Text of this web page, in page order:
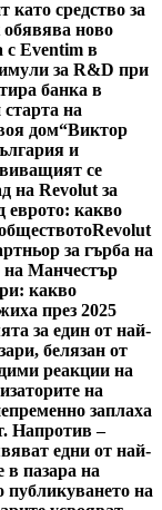
като средство за
ново
с Eventim в
за R&D при
банка в
на
дом“Виктор
и
се
на Revolut за
еврото: какво
Revolut
за гърба на
Манчестър
какво
през 2025
за един от най-
белязан от
реакции на
на
заплаха
Напротив –
едни от най-
в пазара на
публикуването на